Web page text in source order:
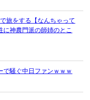
旅をする【なんちゃって
に神農門派の師姉のとこ
で騒ぐ中日ファンｗｗｗ